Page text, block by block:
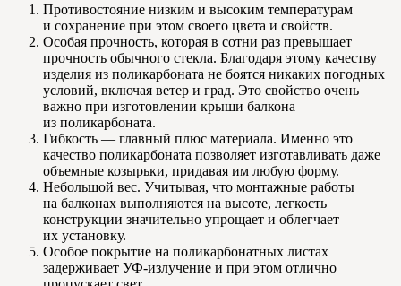
Противостояние низким и высоким температурам
и сохранение при этом своего цвета и свойств.
Особая прочность, которая в сотни раз превышает
прочность обычного стекла. Благодаря этому качеству
изделия из поликарбоната не боятся никаких погодных
условий, включая ветер и град. Это свойство очень
важно при изготовлении крыши балкона
из поликарбоната.
Гибкость — главный плюс материала. Именно это
качество поликарбоната позволяет изготавливать даже
объемные козырьки, придавая им любую форму.
Небольшой вес. Учитывая, что монтажные работы
на балконах выполняются на высоте, легкость
конструкции значительно упрощает и облегчает
их установку.
Особое покрытие на поликарбонатных листах
задерживает УФ-излучение и при этом отлично